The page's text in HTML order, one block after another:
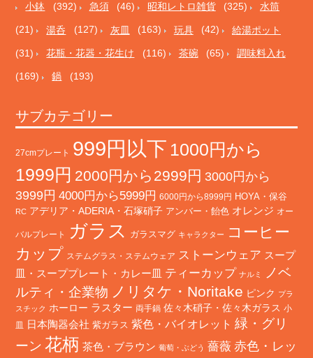
小鉢 (392) 急須 (46) 昭和レトロ雑貨 (325) 水筒
(21) 湯呑 (127) 灰皿 (163) 玩具 (42) 給湯ポット
(31) 花瓶・花器・花生け (116) 茶碗 (65) 調味料入れ
(169) 鍋 (193)
サブカテゴリー
27cmプレート 999円以下 1000円から
1999円 2000円から2999円 3000円から
3999円 4000円から5999円 6000円から8999円 HOYA・保谷
RC アデリア・ADERIA・石塚硝子 アンバー・飴色 オレンジ オー
バルプレート ガラス ガラスマグ キャラクター
コーヒー
カップ ステムグラス・ステムウェア ストーンウェア スープ
皿・スーププレート・カレー皿 ティーカップ ナルミ
ノベ
ルティ・企業物 ノリタケ・Noritake ピンク プラ
スチック ホーロー ラスター 両手鍋 佐々木硝子・佐々木ガラス 小
皿
日本陶器会社 紫ガラス 紫色・バイオレット 緑・グリ
ーン 花柄 茶色・ブラウン 葡萄・ぶどう 薔薇 赤色・レッ